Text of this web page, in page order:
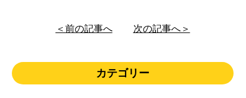
＜前の記事へ 次の記事へ＞
カテゴリー